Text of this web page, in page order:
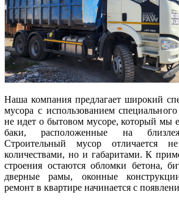
Наша компания предлагает широкий
мусора с использованием
не идет о бытовом мусоре, который мы
баки, расположенные на
Строительный мусор отличается
количествами, но и габаритами. К
строения остаются обломки бетона,
дверные рамы, оконные
ремонт в квартире начинается с